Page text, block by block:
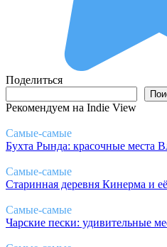
Поделиться
Рекомендуем на Indie View
Самые-самые
Бухта Рында: красочные места
Самые-самые
Старинная деревня Кинерма и
Самые-самые
Чарские пески: удивительные